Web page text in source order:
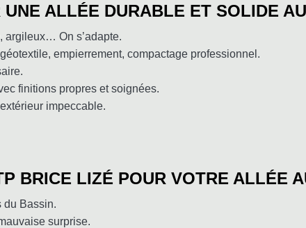
ALLÉE DURABLE ET SOLIDE
argileux… On s’adapte.
empierrement, compactage professionnel.
finitions propres et soignées.
impeccable.
BRICE LIZÉ POUR VOTRE ALLÉE
Bassin.
surprise.